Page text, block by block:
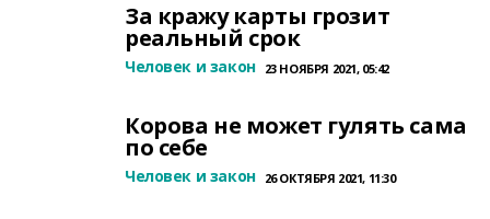
За кражу карты грозит
реальный срок
Человек и закон 23 НОЯБРЯ 2021, 05:42
Корова не может гулять сама
по себе
Человек и закон 26 ОКТЯБРЯ 2021, 11:30